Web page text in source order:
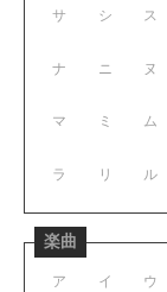
サ シ ス
ナ ニ ヌ
マ ミ ム
ラ リ ル
楽曲
ア イ ウ